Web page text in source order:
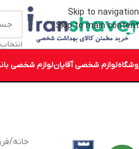
Skip to navigation
Skip to main content
لوازم شخصی آقایانلوازم شخصی
خانه/